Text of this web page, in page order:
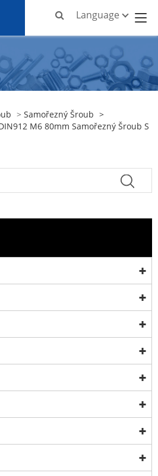
Language
> Samořezný Šroub >
M6 80mm Samořezný Šroub S